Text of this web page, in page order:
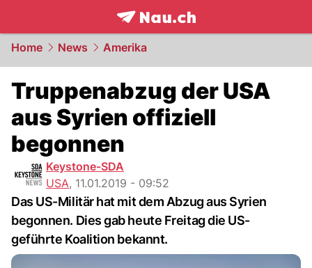
frontpage.NAU.ch
Home News Amerika
Truppenabzug der USA
aus Syrien offiziell
begonnen
Keystone-SDA
USA, 11.01.2019 - 09:52
Das US-Militär hat mit dem Abzug aus Syrien
begonnen. Dies gab heute Freitag die US-
geführte Koalition bekannt.